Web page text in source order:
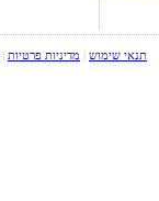
תנאי שימוש מדיניות פרטיות